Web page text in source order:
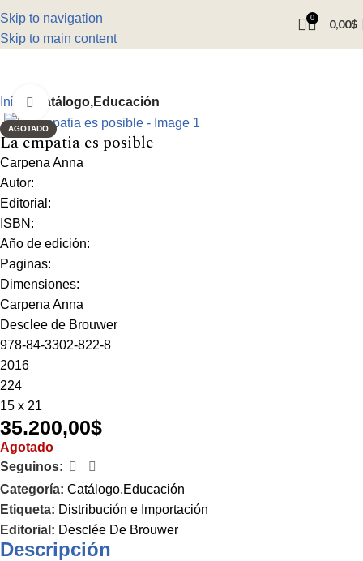
Skip to navigation
Skip to main content
0 0,00$
Inicio Catálogo,Educación
AGOTADO
Click to enlarge
La empatia es posible
Carpena Anna
Autor:
Editorial:
ISBN:
Año de edición:
Paginas:
Dimensiones:
Carpena Anna
Desclee de Brouwer
978-84-3302-822-8
2016
224
15 x 21
35.200,00$
Agotado
Seguinos:
Categoría: Catálogo,Educación
Etiqueta: Distribución e Importación
Editorial: Desclée De Brouwer
Descripción